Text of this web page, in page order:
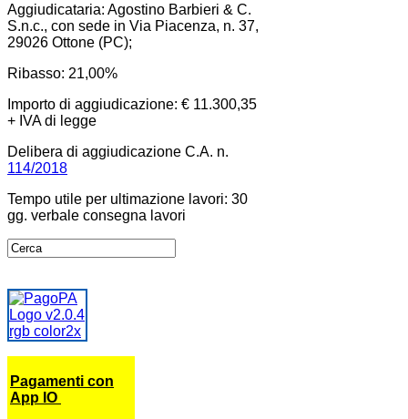
Aggiudicataria: Agostino Barbieri & C.
S.n.c., con sede in Via Piacenza, n. 37,
29026 Ottone (PC);
Ribasso: 21,00%
Importo di aggiudicazione: € 11.300,35
+ IVA di legge
Delibera di aggiudicazione C.A. n.
114/2018
Tempo utile per ultimazione lavori: 30
gg. verbale consegna lavori
Pagamenti con
App IO